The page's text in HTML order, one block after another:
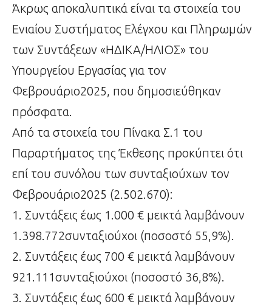
Άκρως αποκαλυπτικά είναι τα στοιχεία του
Ενιαίου Συστήματος Ελέγχου και Πληρωμών
των Συντάξεων «ΗΔΙΚΑ/ΗΛΙΟΣ» του
Υπουργείου Εργασίας για τον
Φεβρουάριο2025, που δημοσιεύθηκαν
πρόσφατα.
Από τα στοιχεία του Πίνακα Σ.1 του
Παραρτήματος της Έκθεσης προκύπτει ότι
επί του συνόλου των συνταξιούχων τον
Φεβρουάριο2025 (2.502.670):
1. Συντάξεις έως 1.000 € μεικτά λαμβάνουν
1.398.772συνταξιούχοι (ποσοστό 55,9%).
2. Συντάξεις έως 700 € μεικτά λαμβάνουν
921.111συνταξιούχοι (ποσοστό 36,8%).
3. Συντάξεις έως 600 € μεικτά λαμβάνουν